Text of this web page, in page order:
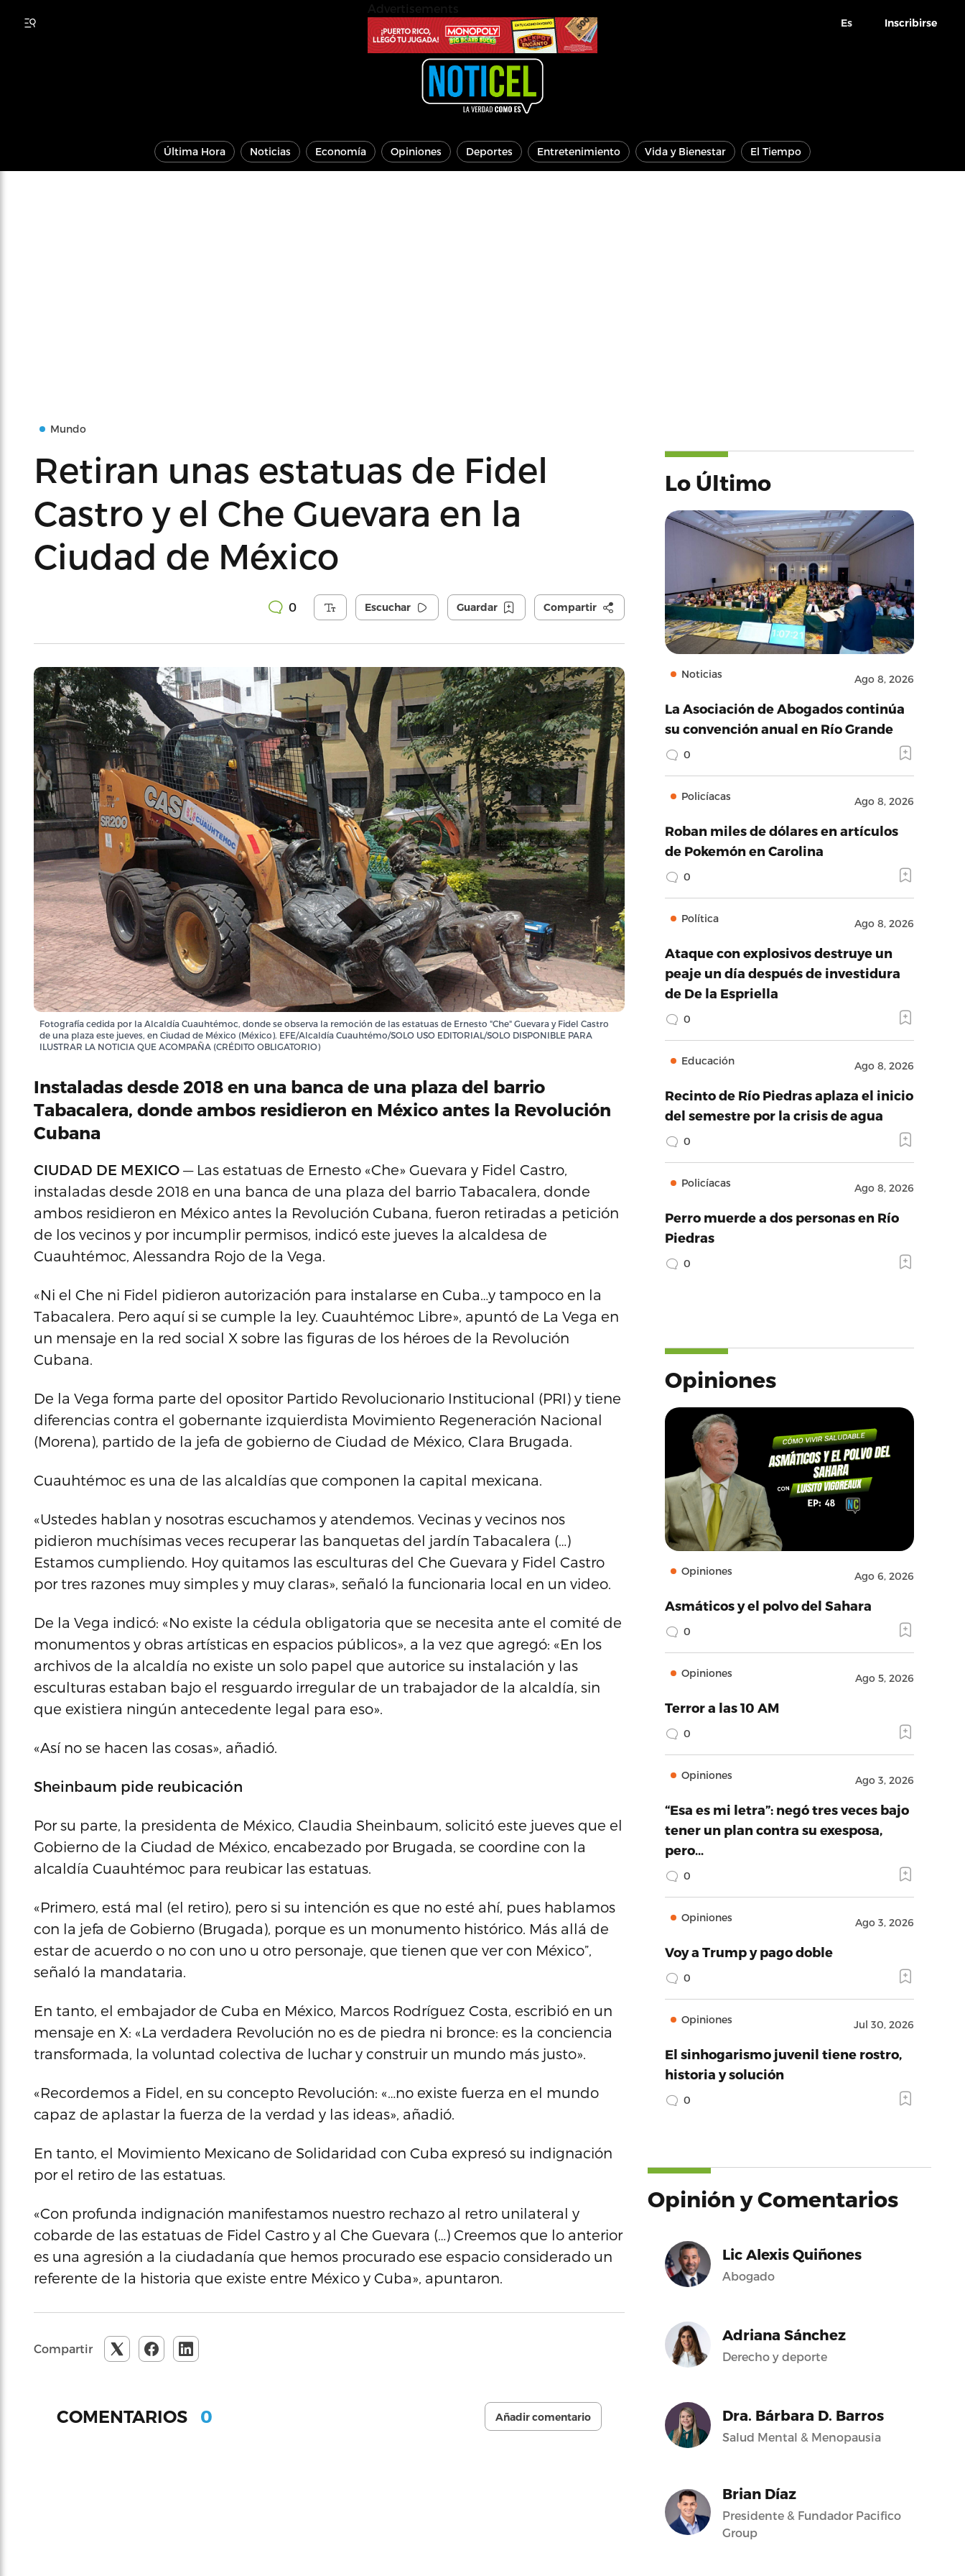
Es Inscribirse
Última Hora Noticias Economía Opiniones Deportes Entretenimiento Vida y Bienestar El Tiempo
Mundo
Retiran unas estatuas de Fidel
Castro y el Che Guevara en la
Ciudad de México
0 Escuchar Guardar Compartir
Fotografía cedida por la Alcaldía Cuauhtémoc, donde se observa la remoción de las estatuas de Ernesto "Che" Guevara y Fidel Castro
de una plaza este jueves, en Ciudad de México (México). EFE/Alcaldía Cuauhtémo/SOLO USO EDITORIAL/SOLO DISPONIBLE PARA
ILUSTRAR LA NOTICIA QUE ACOMPAÑA (CRÉDITO OBLIGATORIO)
Instaladas desde 2018 en una banca de una plaza del barrio
Tabacalera, donde ambos residieron en México antes la Revolución
Cubana
CIUDAD DE MEXICO — Las estatuas de Ernesto «Che» Guevara y Fidel Castro,
instaladas desde 2018 en una banca de una plaza del barrio Tabacalera, donde
ambos residieron en México antes la Revolución Cubana, fueron retiradas a petición
de los vecinos y por incumplir permisos, indicó este jueves la alcaldesa de
Cuauhtémoc, Alessandra Rojo de la Vega.
«Ni el Che ni Fidel pidieron autorización para instalarse en Cuba…y tampoco en la
Tabacalera. Pero aquí si se cumple la ley. Cuauhtémoc Libre», apuntó de La Vega en
un mensaje en la red social X sobre las figuras de los héroes de la Revolución
Cubana.
De la Vega forma parte del opositor Partido Revolucionario Institucional (PRI) y tiene
diferencias contra el gobernante izquierdista Movimiento Regeneración Nacional
(Morena), partido de la jefa de gobierno de Ciudad de México, Clara Brugada.
Cuauhtémoc es una de las alcaldías que componen la capital mexicana.
«Ustedes hablan y nosotras escuchamos y atendemos. Vecinas y vecinos nos
pidieron muchísimas veces recuperar las banquetas del jardín Tabacalera (…)
Estamos cumpliendo. Hoy quitamos las esculturas del Che Guevara y Fidel Castro
por tres razones muy simples y muy claras», señaló la funcionaria local en un video.
De la Vega indicó: «No existe la cédula obligatoria que se necesita ante el comité de
monumentos y obras artísticas en espacios públicos», a la vez que agregó: «En los
archivos de la alcaldía no existe un solo papel que autorice su instalación y las
esculturas estaban bajo el resguardo irregular de un trabajador de la alcaldía, sin
que existiera ningún antecedente legal para eso».
«Así no se hacen las cosas», añadió.
Sheinbaum pide reubicación
Por su parte, la presidenta de México, Claudia Sheinbaum, solicitó este jueves que el
Gobierno de la Ciudad de México, encabezado por Brugada, se coordine con la
alcaldía Cuauhtémoc para reubicar las estatuas.
«Primero, está mal (el retiro), pero si su intención es que no esté ahí, pues hablamos
con la jefa de Gobierno (Brugada), porque es un monumento histórico. Más allá de
estar de acuerdo o no con uno u otro personaje, que tienen que ver con México”,
señaló la mandataria.
En tanto, el embajador de Cuba en México, Marcos Rodríguez Costa, escribió en un
mensaje en X: «La verdadera Revolución no es de piedra ni bronce: es la conciencia
transformada, la voluntad colectiva de luchar y construir un mundo más justo».
«Recordemos a Fidel, en su concepto Revolución: «…no existe fuerza en el mundo
capaz de aplastar la fuerza de la verdad y las ideas», añadió.
En tanto, el Movimiento Mexicano de Solidaridad con Cuba expresó su indignación
por el retiro de las estatuas.
«Con profunda indignación manifestamos nuestro rechazo al retro unilateral y
cobarde de las estatuas de Fidel Castro y al Che Guevara (…) Creemos que lo anterior
es una agresión a la ciudadanía que hemos procurado ese espacio considerado un
referente de la historia que existe entre México y Cuba», apuntaron.
Compartir
COMENTARIOS 0 Añadir comentario
Lo Último
Noticias Ago 8, 2026
La Asociación de Abogados continúa
su convención anual en Río Grande
0
Policíacas Ago 8, 2026
Roban miles de dólares en artículos
de Pokemón en Carolina
0
Política Ago 8, 2026
Ataque con explosivos destruye un
peaje un día después de investidura
de De la Espriella
0
Educación Ago 8, 2026
Recinto de Río Piedras aplaza el inicio
del semestre por la crisis de agua
0
Policíacas Ago 8, 2026
Perro muerde a dos personas en Río
Piedras
0
Opiniones
Opiniones Ago 6, 2026
Asmáticos y el polvo del Sahara
0
Opiniones Ago 5, 2026
Terror a las 10 AM
0
Opiniones Ago 3, 2026
“Esa es mi letra”: negó tres veces bajo
tener un plan contra su exesposa,
pero…
0
Opiniones Ago 3, 2026
Voy a Trump y pago doble
0
Opiniones Jul 30, 2026
El sinhogarismo juvenil tiene rostro,
historia y solución
0
Opinión y Comentarios
Lic Alexis Quiñones
Abogado
Adriana Sánchez
Derecho y deporte
Dra. Bárbara D. Barros
Salud Mental & Menopausia
Brian Díaz
Presidente & Fundador Pacifico
Group